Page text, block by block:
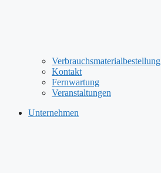
Verbrauchsmaterialbestellung
Kontakt
Fernwartung
Veranstaltungen
Unternehmen